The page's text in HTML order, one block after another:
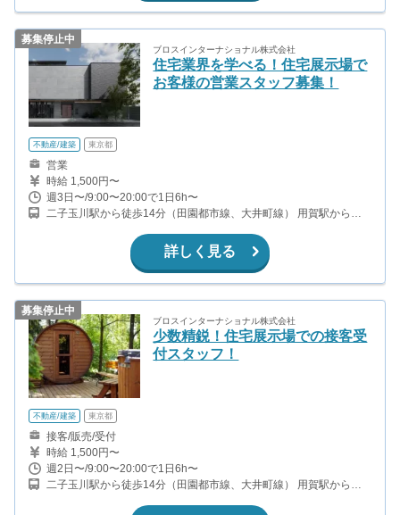
募集停止中
ブロスインターナショナル株式会社
住宅業界を学べる！住宅展示場で
お客様の営業スタッフ募集！
不動産/建築 東京都
営業
時給 1,500円〜
週3日〜/9:00〜20:00で1日6h〜
二子玉川駅から徒歩14分（田園都市線、大井町線） 用賀駅から徒
詳しく見る
募集停止中
ブロスインターナショナル株式会社
少数精鋭！住宅展示場での接客受
付スタッフ！
不動産/建築 東京都
接客/販売/受付
時給 1,500円〜
週2日〜/9:00〜20:00で1日6h〜
二子玉川駅から徒歩14分（田園都市線、大井町線） 用賀駅から徒